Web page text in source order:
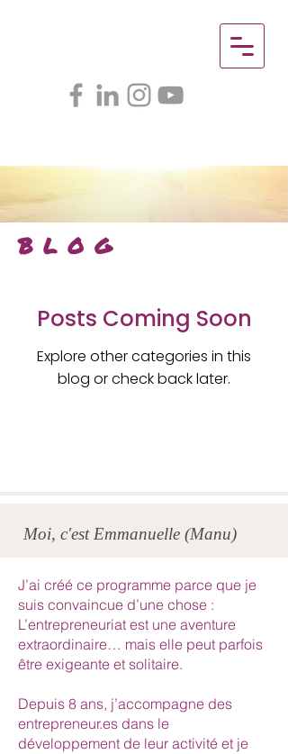
BLOG
Posts Coming Soon
Explore other categories in this
blog or check back later.
J’ai créé ce programme parce que je
suis convaincue d’une chose :
L’entrepreneuriat est une aventure
extraordinaire… mais elle peut parfois
être exigeante et solitaire.
Depuis 8 ans, j’accompagne des
entrepreneur.es dans le
développement de leur activité et je
Moi, c'est Emmanuelle (Manu)